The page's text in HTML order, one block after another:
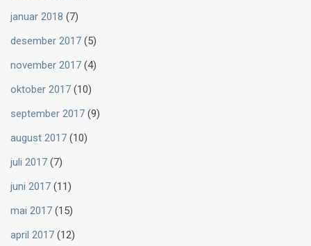
januar 2018 (7)
desember 2017 (5)
november 2017 (4)
oktober 2017 (10)
september 2017 (9)
august 2017 (10)
juli 2017 (7)
juni 2017 (11)
mai 2017 (15)
april 2017 (12)